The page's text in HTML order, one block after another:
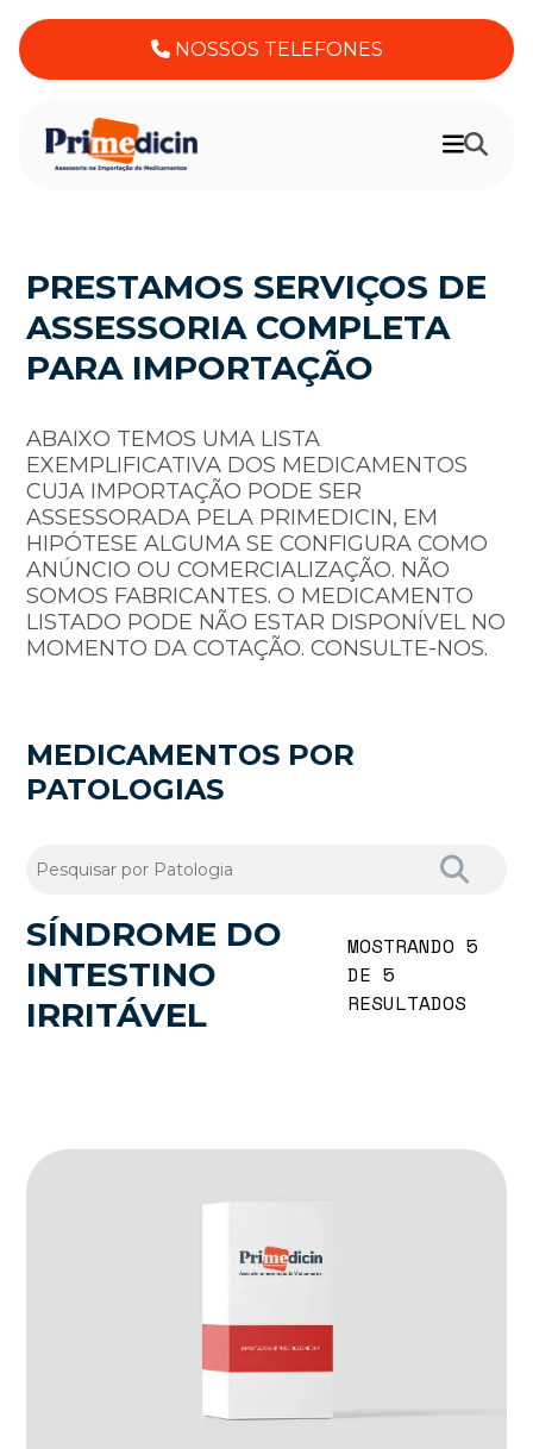
NOSSOS TELEFONES
PRESTAMOS SERVIÇOS DE
ASSESSORIA COMPLETA
PARA IMPORTAÇÃO
ABAIXO TEMOS UMA LISTA
EXEMPLIFICATIVA DOS MEDICAMENTOS
CUJA IMPORTAÇÃO PODE SER
ASSESSORADA PELA PRIMEDICIN, EM
HIPÓTESE ALGUMA SE CONFIGURA COMO
ANÚNCIO OU COMERCIALIZAÇÃO. NÃO
SOMOS FABRICANTES. O MEDICAMENTO
LISTADO PODE NÃO ESTAR DISPONÍVEL NO
MOMENTO DA COTAÇÃO. CONSULTE-NOS.
MEDICAMENTOS POR
PATOLOGIAS
SÍ­NDROME DO
INTESTINO
IRRITÁVEL
MOSTRANDO 5
DE 5
RESULTADOS